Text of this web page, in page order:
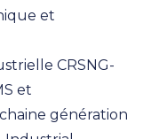
et
CRSNG-
et
génération